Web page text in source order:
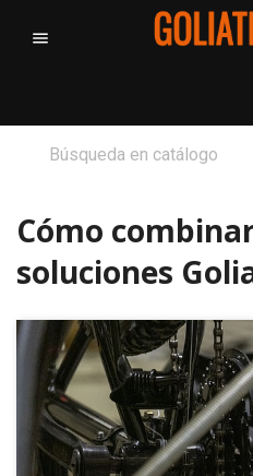

Cómo
soluciones